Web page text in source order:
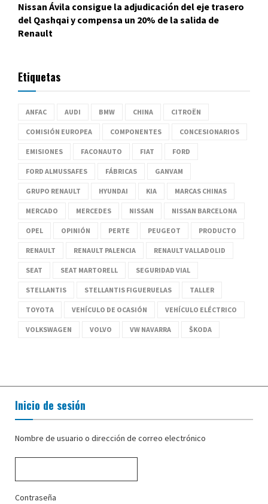
Nissan Ávila consigue la adjudicación del eje trasero
del Qashqai y compensa un 20% de la salida de
Renault
Etiquetas
ANFAC AUDI BMW CHINA CITROËN
COMISIÓN EUROPEA COMPONENTES CONCESIONARIOS
EMISIONES FACONAUTO FIAT FORD
FORD ALMUSSAFES FÁBRICAS GANVAM
GRUPO RENAULT HYUNDAI KIA MARCAS CHINAS
MERCADO MERCEDES NISSAN NISSAN BARCELONA
OPEL OPINIÓN PERTE PEUGEOT PRODUCTO
RENAULT RENAULT PALENCIA RENAULT VALLADOLID
SEAT SEAT MARTORELL SEGURIDAD VIAL
STELLANTIS STELLANTIS FIGUERUELAS TALLER
TOYOTA VEHÍCULO DE OCASIÓN VEHÍCULO ELÉCTRICO
VOLKSWAGEN VOLVO VW NAVARRA ŠKODA
Inicio de sesión
Nombre de usuario o dirección de correo electrónico
Contraseña